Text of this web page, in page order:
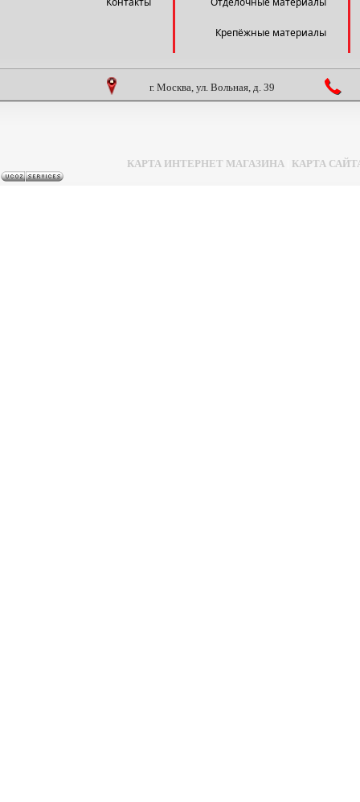
Крепёжные материалы
г. Москва, ул. Вольная, д. 39
КАРТА ИНТЕРНЕТ МАГАЗИНА КАРТА
Задать вопрос